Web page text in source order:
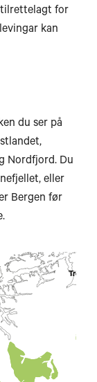
tilrettelagt for
kan
du ser på
Nordfjord. Du
eller
Bergen før